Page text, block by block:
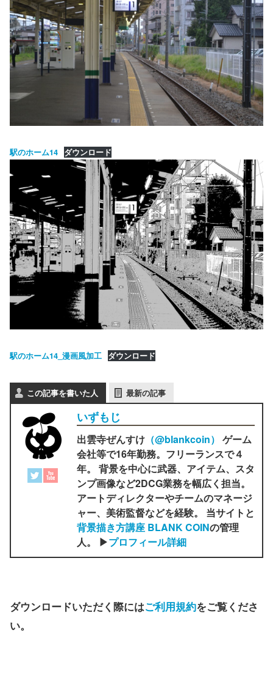
駅のホーム14 ダウンロード
駅のホーム14_漫画風加工 ダウンロード
この記事を書いた人 最新の記事
いずもじ
出雲寺ぜんすけ （‎@blankcoin） ゲーム
会社等で16年勤務。フリーランスで４
年。 背景を中心に武器、アイテム、スタ
ンプ画像など2DCG業務を幅広く担当。
アートディレクターやチームのマネージ
ャー、美術監督などを経験。 当サイトと
背景描き方講座 BLANK COINの管理
人。 ▶プロフィール詳細
ダウンロードいただく際にはご利用規約をご覧くださ
い。